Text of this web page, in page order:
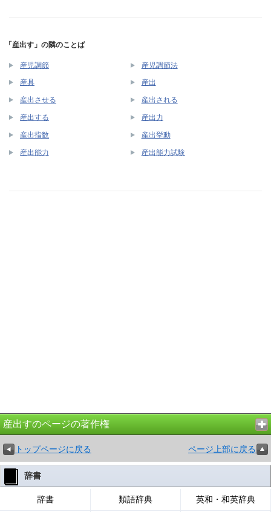
「産出す」の隣のことば
産児調節 産児調節法
産具 産出
産出させる 産出される
産出する 産出力
産出指数 産出挙動
産出能力 産出能力試験
産出すのページの著作権
トップページに戻る ページ上部に戻る
辞書
辞書 類語辞典 英和・和英辞典